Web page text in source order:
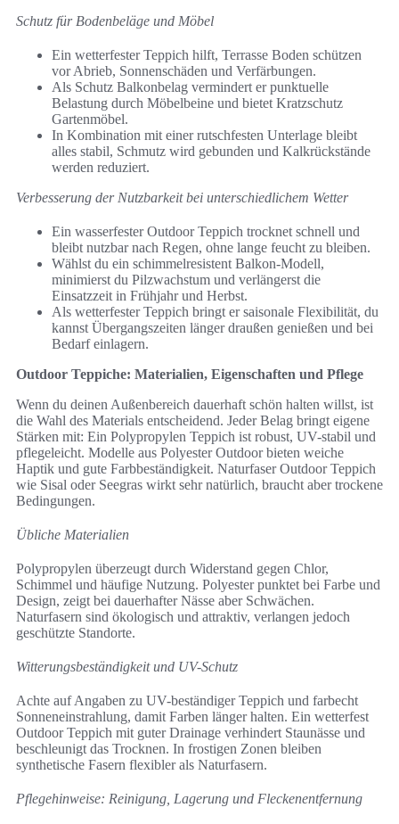
Schutz für Bodenbeläge und Möbel
Ein wetterfester Teppich hilft, Terrasse Boden schützen
vor Abrieb, Sonnenschäden und Verfärbungen.
Als Schutz Balkonbelag vermindert er punktuelle
Belastung durch Möbelbeine und bietet Kratzschutz
Gartenmöbel.
In Kombination mit einer rutschfesten Unterlage bleibt
alles stabil, Schmutz wird gebunden und Kalkrückstände
werden reduziert.
Verbesserung der Nutzbarkeit bei unterschiedlichem Wetter
Ein wasserfester Outdoor Teppich trocknet schnell und
bleibt nutzbar nach Regen, ohne lange feucht zu bleiben.
Wählst du ein schimmelresistent Balkon-Modell,
minimierst du Pilzwachstum und verlängerst die
Einsatzzeit in Frühjahr und Herbst.
Als wetterfester Teppich bringt er saisonale Flexibilität, du
kannst Übergangszeiten länger draußen genießen und bei
Bedarf einlagern.
Outdoor Teppiche: Materialien, Eigenschaften und Pflege
Wenn du deinen Außenbereich dauerhaft schön halten willst, ist
die Wahl des Materials entscheidend. Jeder Belag bringt eigene
Stärken mit: Ein Polypropylen Teppich ist robust, UV-stabil und
pflegeleicht. Modelle aus Polyester Outdoor bieten weiche
Haptik und gute Farbbeständigkeit. Naturfaser Outdoor Teppich
wie Sisal oder Seegras wirkt sehr natürlich, braucht aber trockene
Bedingungen.
Übliche Materialien
Polypropylen überzeugt durch Widerstand gegen Chlor,
Schimmel und häufige Nutzung. Polyester punktet bei Farbe und
Design, zeigt bei dauerhafter Nässe aber Schwächen.
Naturfasern sind ökologisch und attraktiv, verlangen jedoch
geschützte Standorte.
Witterungsbeständigkeit und UV-Schutz
Achte auf Angaben zu UV-beständiger Teppich und farbecht
Sonneneinstrahlung, damit Farben länger halten. Ein wetterfest
Outdoor Teppich mit guter Drainage verhindert Staunässe und
beschleunigt das Trocknen. In frostigen Zonen bleiben
synthetische Fasern flexibler als Naturfasern.
Pflegehinweise: Reinigung, Lagerung und Fleckenentfernung